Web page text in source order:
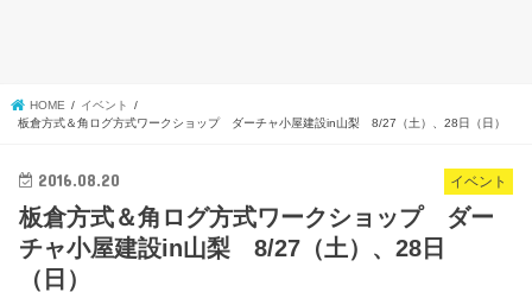
HOME
イベント
板倉方式＆角ログ方式ワークショップ ダーチャ小屋建設in山梨 8/27（土）、28日（日）
イベント
2016.08.20
板倉方式＆角ログ方式ワークショップ ダー
チャ小屋建設in山梨 8/27（土）、28日
（日）